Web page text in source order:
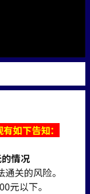
如下告知：
情况
关的风险。
元以下。